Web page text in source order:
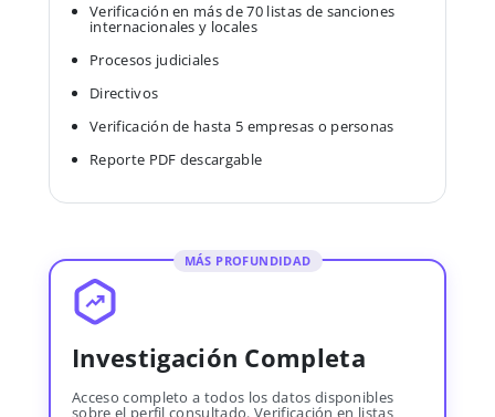
Verificación en más de 70 listas de sanciones
internacionales y locales
Procesos judiciales
Directivos
Verificación de hasta 5 empresas o personas
Reporte PDF descargable
MÁS PROFUNDIDAD
Investigación Completa
Acceso completo a todos los datos disponibles
sobre el perfil consultado. Verificación en listas